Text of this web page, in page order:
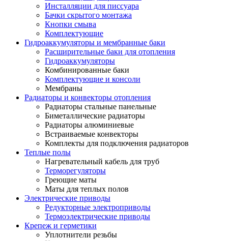
Инсталляции для писсуара
Бачки скрытого монтажа
Кнопки смыва
Комплектующие
Гидроаккумуляторы и мембранные баки
Расширительные баки для отопления
Гидроаккумуляторы
Комбинированные баки
Комплектующие и консоли
Мембраны
Радиаторы и конвекторы отопления
Радиаторы стальные панельные
Биметаллические радиаторы
Радиаторы алюминиевые
Встраиваемые конвекторы
Комплекты для подключения радиаторов
Теплые полы
Нагревательный кабель для труб
Терморегуляторы
Греющие маты
Маты для теплых полов
Электрические приводы
Редукторные электроприводы
Термоэлектрические приводы
Крепеж и герметики
Уплотнители резьбы